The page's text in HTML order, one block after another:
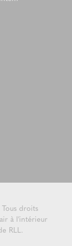
droits
à l'intérieur
RLL.